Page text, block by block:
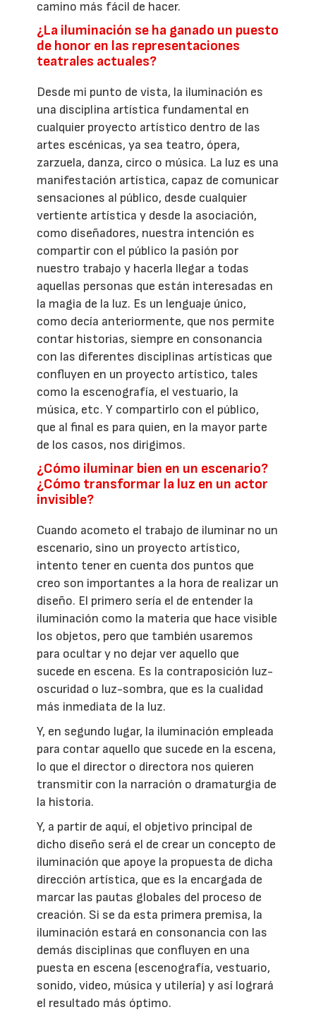
camino más fácil de hacer.
¿La iluminación se ha ganado un puesto
de honor en las representaciones
teatrales actuales?
Desde mi punto de vista, la iluminación es
una disciplina artística fundamental en
cualquier proyecto artístico dentro de las
artes escénicas, ya sea teatro, ópera,
zarzuela, danza, circo o música. La luz es una
manifestación artística, capaz de comunicar
sensaciones al público, desde cualquier
vertiente artística y desde la asociación,
como diseñadores, nuestra intención es
compartir con el público la pasión por
nuestro trabajo y hacerla llegar a todas
aquellas personas que están interesadas en
la magia de la luz. Es un lenguaje único,
como decía anteriormente, que nos permite
contar historias, siempre en consonancia
con las diferentes disciplinas artísticas que
confluyen en un proyecto artístico, tales
como la escenografía, el vestuario, la
música, etc. Y compartirlo con el público,
que al final es para quien, en la mayor parte
de los casos, nos dirigimos.
¿Cómo iluminar bien en un escenario?
¿Cómo transformar la luz en un actor
invisible?
Cuando acometo el trabajo de iluminar no un
escenario, sino un proyecto artístico,
intento tener en cuenta dos puntos que
creo son importantes a la hora de realizar un
diseño. El primero sería el de entender la
iluminación como la materia que hace visible
los objetos, pero que también usaremos
para ocultar y no dejar ver aquello que
sucede en escena. Es la contraposición luz-
oscuridad o luz-sombra, que es la cualidad
más inmediata de la luz.
Y, en segundo lugar, la iluminación empleada
para contar aquello que sucede en la escena,
lo que el director o directora nos quieren
transmitir con la narración o dramaturgia de
la historia.
Y, a partir de aquí, el objetivo principal de
dicho diseño será el de crear un concepto de
iluminación que apoye la propuesta de dicha
dirección artística, que es la encargada de
marcar las pautas globales del proceso de
creación. Si se da esta primera premisa, la
iluminación estará en consonancia con las
demás disciplinas que confluyen en una
puesta en escena (escenografía, vestuario,
sonido, video, música y utilería) y así logrará
el resultado más óptimo.